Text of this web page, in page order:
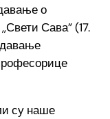
о
Сава” (17.
су наше